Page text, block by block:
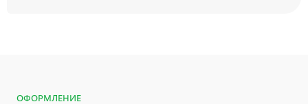
ОФОРМЛЕНИЕ